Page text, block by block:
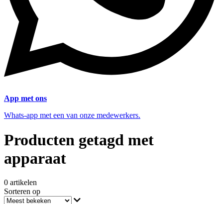
App met ons
Whats-app met een van onze medewerkers.
Producten getagd met
apparaat
0 artikelen
Sorteren op